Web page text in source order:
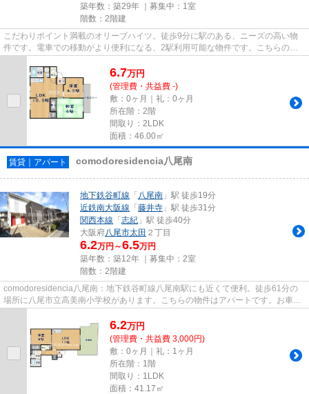
築年数：築29年 ｜募集中： 1室
階数：2階建
こだわりポイント満載のオリーブハイツ。徒歩9分に駅のある、ニーズの高い物
件です。電車での移動がより便利になる、2駅利用可能な物件です。こちらの物
件はアパートです。八尾市エリ...
6.7万円
(管理費・共益費 -)
敷：0ヶ月｜礼：0ヶ月
所在階：2階
間取り：2LDK
面積：46.00㎡
賃貸｜アパート comodoresidencia八尾南
地下鉄谷町線 「 八尾南 」駅 徒歩19分
近鉄南大阪線 「藤井寺 」駅 徒歩31分
関西本線 「志紀 」駅 徒歩40分
大阪府八尾市太田 ２丁目
6.2万円～6.5万円
築年数：築12年 ｜募集中： 2室
階数：2階建
comodoresidencia八尾南：地下鉄谷町線八尾南駅にも近くて便利。徒歩61分の
場所に八尾市立高美南小学校があります。こちらの物件はアパートです。お車を
お持ちの方にオススメの、自走...
6.2万円
(管理費・共益費 3,000円)
敷：0ヶ月｜礼：1ヶ月
所在階：1階
間取り：1LDK
面積：41.17㎡